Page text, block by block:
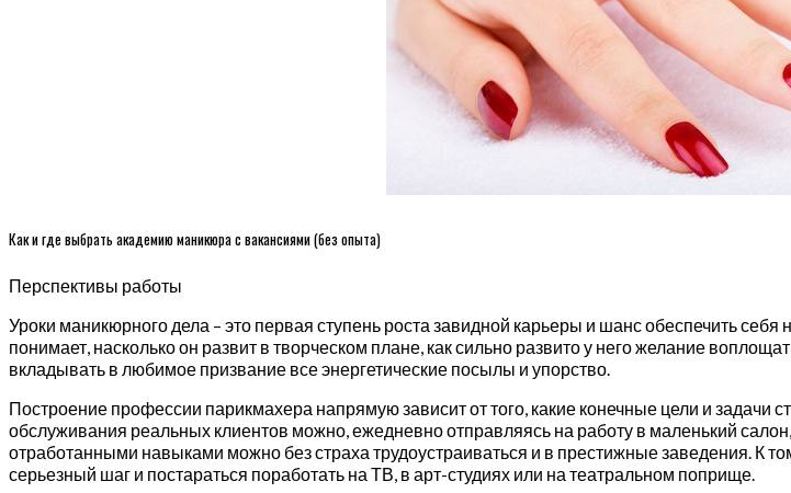
Как и где выбрать академию маникюра с вакансиями (без опыта)
Перспективы работы
Уроки маникюрного дела – это первая ступень роста завидной карьеры и шанс обеспечить
понимает, насколько он развит в творческом плане, как сильно развито у него желание
вкладывать в любимое призвание все энергетические посылы и упорство.
Построение профессии парикмахера напрямую зависит от того, какие конечные цели и
обслуживания реальных клиентов можно, ежедневно отправляясь на работу в маленький
отработанными навыками можно без страха трудоустраиваться и в престижные заведения. К
серьезный шаг и постараться поработать на ТВ, в арт-студиях или на театральном поприще.